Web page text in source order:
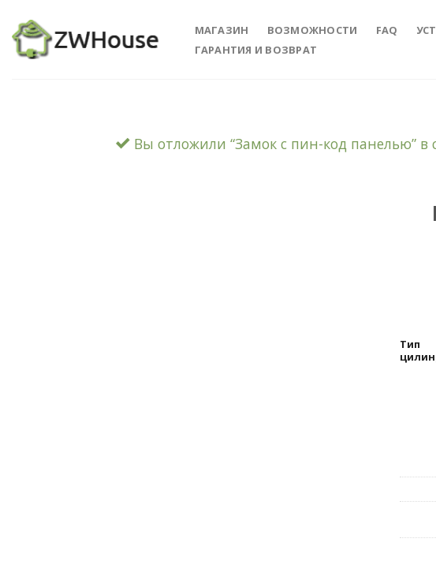
content
МАГАЗИН ВОЗМОЖНОСТИ FAQ
ГАРАНТИЯ И ВОЗВРАТ
Вы отложили “Замок с пин-код панелью” в
Тип